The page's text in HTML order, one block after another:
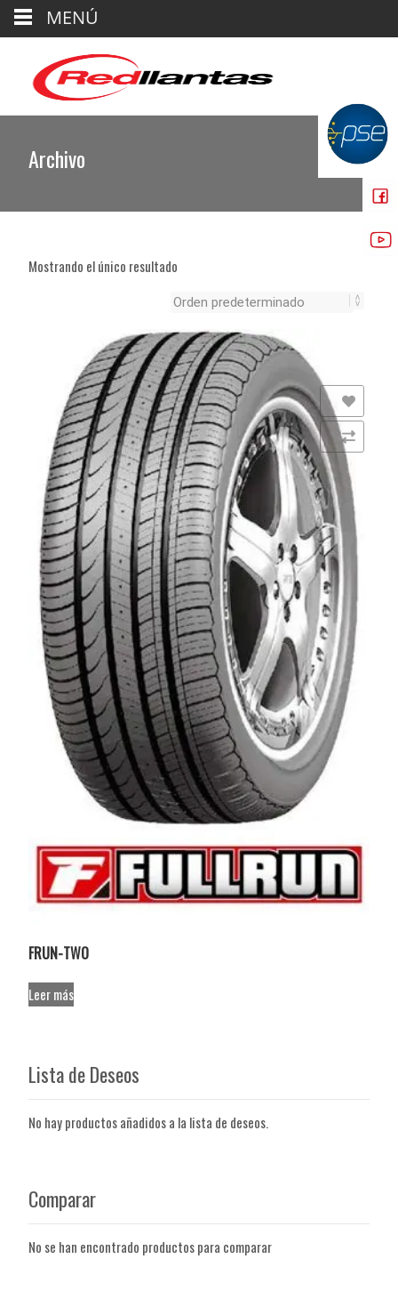
Archivo
Mostrando el único resultado
FRUN-TWO
Leer más
Comparar
Añadir a la lista de deseos
Lista de Deseos
No hay productos añadidos a la lista de deseos.
Comparar
No se han encontrado productos para comparar
MENÚ